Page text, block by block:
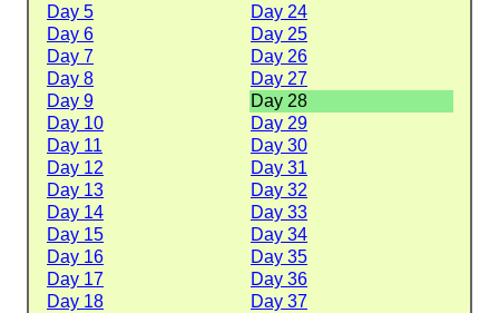
Day 5
Day 24
Day 6
Day 25
Day 7
Day 26
Day 8
Day 27
Day 9
Day 28
Day 10
Day 29
Day 11
Day 30
Day 12
Day 31
Day 13
Day 32
Day 14
Day 33
Day 15
Day 34
Day 16
Day 35
Day 17
Day 36
Day 18
Day 37